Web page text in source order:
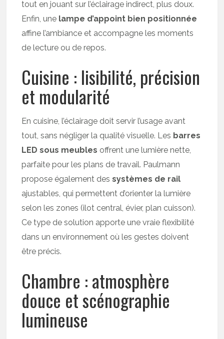
tout en jouant sur l’éclairage indirect, plus doux.
Enfin, une lampe d’appoint bien positionnée
affine l’ambiance et accompagne les moments
de lecture ou de repos.
Cuisine : lisibilité, précision
et modularité
En cuisine, l’éclairage doit servir l’usage avant
tout, sans négliger la qualité visuelle. Les barres
LED sous meubles offrent une lumière nette,
parfaite pour les plans de travail. Paulmann
propose également dessystèmes de rail
ajustables, qui permettent d’orienter la lumière
selon les zones (ilot central, évier, plan cuisson).
Ce type de solution apporte une vraie flexibilité
dans un environnement où les gestes doivent
être précis.
Chambre : atmosphère
douce et scénographie
lumineuse